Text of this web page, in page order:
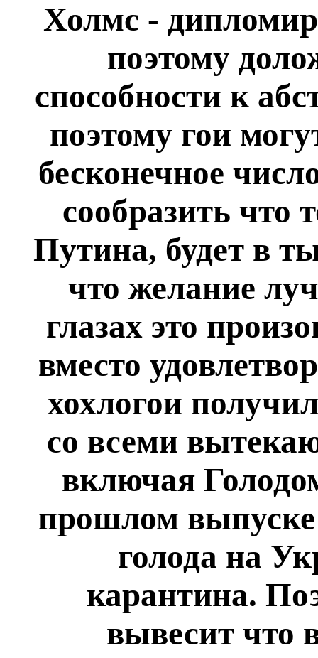
Холмс -
поэтому
способности к
поэтому гои
бесконечное
сообразить что
Путина, будет в
что желание
глазах это
вместо
хохлогои
со всеми
включая
прошлом
голода на
карантина.
вывесит что